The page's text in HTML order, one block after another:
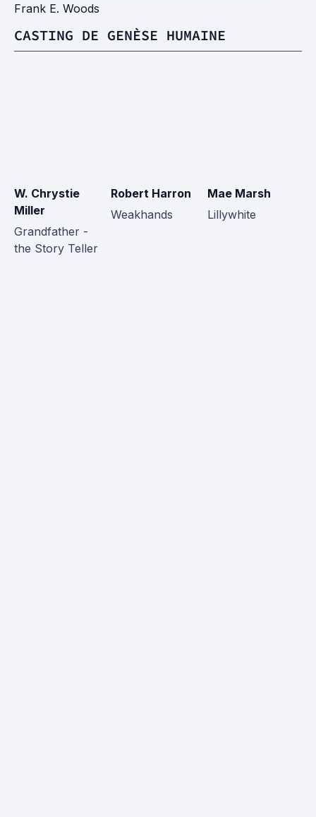
Frank E. Woods
CASTING DE GENÈSE HUMAINE
W. Chrystie
Miller
Grandfather -
the Story Teller
Robert Harron
Weakhands
Mae Marsh
Lillywhite